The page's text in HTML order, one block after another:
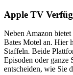
Apple TV
Neben Amazon
Bates Motel an. Hier
Staffeln. Beide
Episoden oder ganze
entscheiden, wie Sie